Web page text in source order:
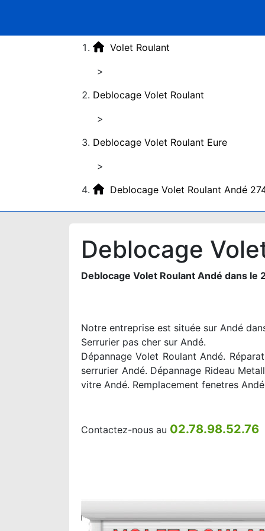
Volet Roulant
>
Deblocage Volet Roulant
>
Deblocage Volet Roulant Eure
>
Deblocage Volet Roulant Andé
Deblocage
Deblocage Volet Roulant Andé dans le
Notre entreprise est située sur Andé
Serrurier pas cher sur Andé.
Dépannage Volet Roulant Andé.
serrurier Andé. Dépannage Rideau
vitre Andé. Remplacement fenetres
Contactez-nous au 02.78.98.52.76